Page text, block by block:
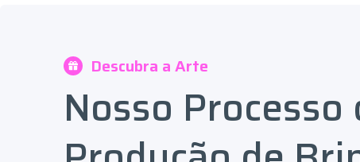
Descubra a Arte
Nosso Processo